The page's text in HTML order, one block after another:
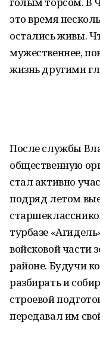
это время
остались живы.
мужественнее,
жизнь другими
После службы
общественную
стал активно
подряд летом
турбазе
войсковой части
районе. Будучи
разбирать и
строевой
передавал им